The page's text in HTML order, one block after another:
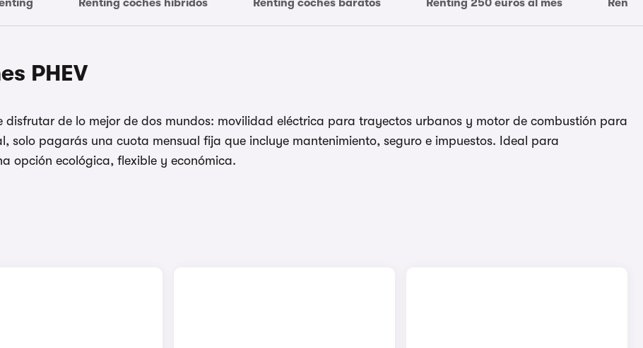
Renting coches híbridos Renting coches baratos Renting 250 euros al mes
PHEV
disfrutar de lo mejor de dos mundos: movilidad eléctrica para trayectos urbanos y motor de combustión para
solo pagarás una cuota mensual fija que incluye mantenimiento, seguro e impuestos. Ideal para
opción ecológica, flexible y económica.